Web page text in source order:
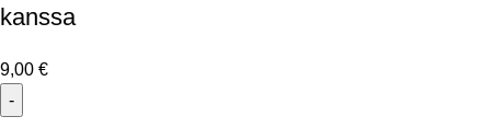
kanssa
9,00 €